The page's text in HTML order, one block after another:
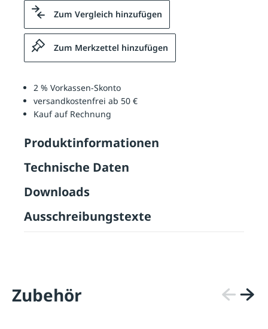
Zum Vergleich hinzufügen
Zum Merkzettel hinzufügen
2 % Vorkassen-Skonto
versandkostenfrei ab 50 €
Kauf auf Rechnung
Produktinformationen
Technische Daten
Downloads
Ausschreibungstexte
Zubehör